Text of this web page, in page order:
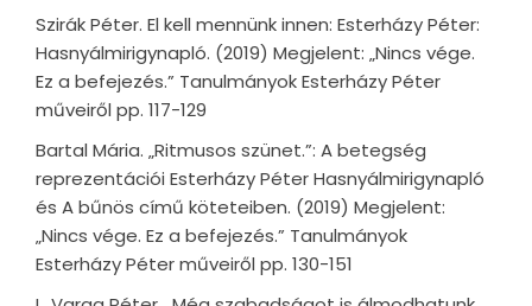
Szirák Péter. El kell mennünk innen: Esterházy Péter:
Hasnyálmirigynapló. (2019) Megjelent: „Nincs vége.
Ez a befejezés.” Tanulmányok Esterházy Péter
műveiről pp. 117-129
Bartal Mária. „Ritmusos szünet.”: A betegség
reprezentációi Esterházy Péter Hasnyálmirigynapló
és A bűnös című köteteiben. (2019) Megjelent:
„Nincs vége. Ez a befejezés.” Tanulmányok
Esterházy Péter műveiről pp. 130-151